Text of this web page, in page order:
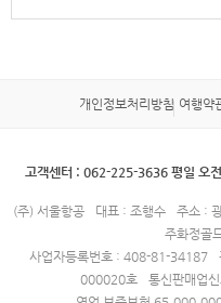
개인정보처리방침 여행약
고객센터 : 062-225-3636 평일 오
(주) 서울항공 대표 : 조행수
주소 :
주화정골
사업자등록번호 : 408-81-34187
000020호
통신판매업